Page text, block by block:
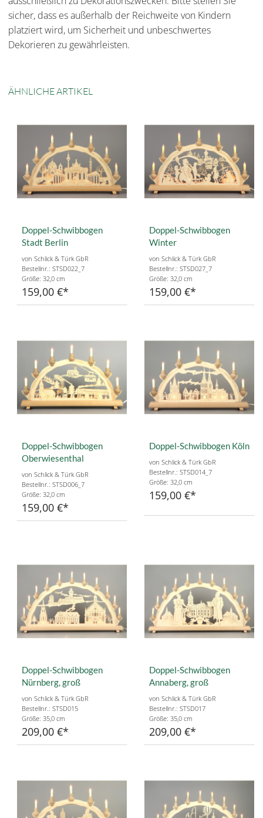
sicher, dass es außerhalb der Reichweite von Kindern
platziert wird, um Sicherheit und unbeschwertes
Dekorieren zu gewährleisten.
ÄHNLICHE ARTIKEL
Doppel-Schwibbogen
Stadt Berlin
von Schlick & Türk GbR
Bestellnr.: STSD022_7
Größe: 32,0 cm
159,00 €
Doppel-Schwibbogen
Winter
von Schlick & Türk GbR
Bestellnr.: STSD027_7
Größe: 32,0 cm
159,00 €
Doppel-Schwibbogen
Oberwiesenthal
von Schlick & Türk GbR
Bestellnr.: STSD006_7
Größe: 32,0 cm
159,00 €
Doppel-Schwibbogen Köln
von Schlick & Türk GbR
Bestellnr.: STSD014_7
Größe: 32,0 cm
159,00 €
Doppel-Schwibbogen
Nürnberg, groß
von Schlick & Türk GbR
Bestellnr.: STSD015
Größe: 35,0 cm
209,00 €
Doppel-Schwibbogen
Annaberg, groß
von Schlick & Türk GbR
Bestellnr.: STSD017
Größe: 35,0 cm
209,00 €